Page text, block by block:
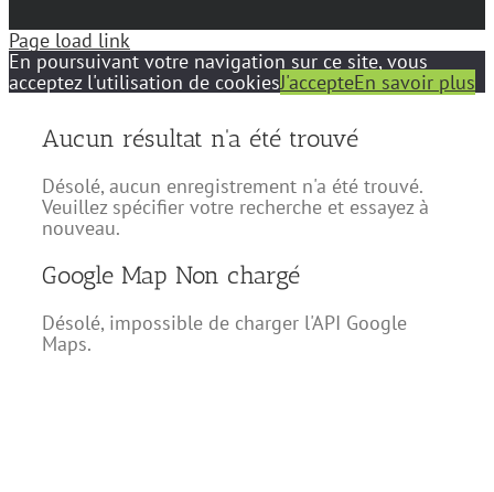
Aucun résultat n'a été trouvé
Désolé, aucun enregistrement n'a été trouvé.
Veuillez spécifier votre recherche et essayez à
nouveau.
Google Map Non chargé
Désolé, impossible de charger l'API Google
Maps.
Page load link
En poursuivant votre navigation sur ce site, vous
acceptez l'utilisation de cookiesJ'accepteEn savoir plus